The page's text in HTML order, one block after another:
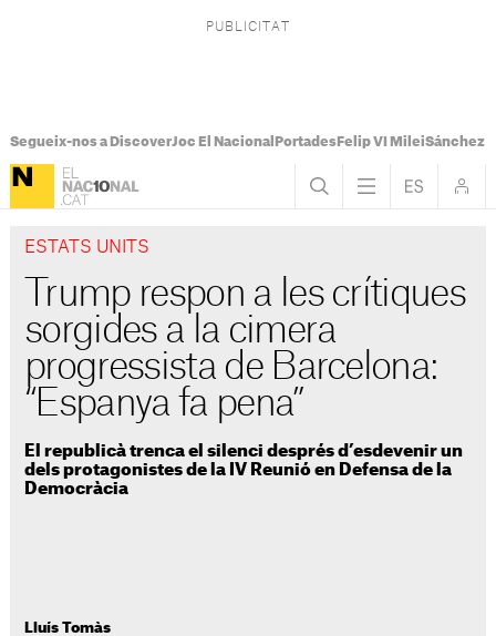
Segueix-nos a DiscoverJoc El Nacional PortadesFelip VI MileiSánchez
ESTATS UNITS
Trump respon a les crítiques
sorgides a la cimera
progressista de Barcelona:
“Espanya fa pena”
El republicà trenca el silenci després d’esdevenir un
dels protagonistes de la IV Reunió en Defensa de la
Democràcia
Lluís Tomàs